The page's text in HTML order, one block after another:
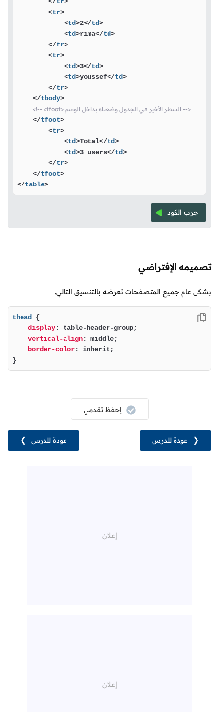
<tr>
<td>2</td>
<td>rima</td>
</tr>
<tr>
<td>3</td>
<td>youssef</td>
</tr>
</tbody>
<!-- <tfoot> السطر الأخير في الجدول وضعناه بداخل الوسم -->
</tfoot>
<tr>
<td>Total</td>
<td>3 users</td>
</tr>
</tfoot>
</table>
جرب الكود
تصميمه الإفتراضي
بشكل عام جميع المتصفحات تعرضه بالتنسيق التالي.
thead
{
display: table-header-group;
vertical-align: middle;
border-color: inherit;
}
عودة للدرس ❯
إحفظ تقدمي
❮ عودة للدرس